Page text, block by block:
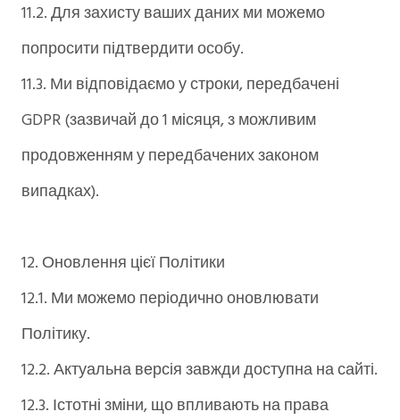
11.2. Для захисту ваших даних ми можемо
попросити підтвердити особу.
11.3. Ми відповідаємо у строки, передбачені
GDPR (зазвичай до 1 місяця, з можливим
продовженням у передбачених законом
випадках).
12. Оновлення цієї Політики
12.1. Ми можемо періодично оновлювати
Політику.
12.2. Актуальна версія завжди доступна на сайті.
12.3. Істотні зміни, що впливають на права